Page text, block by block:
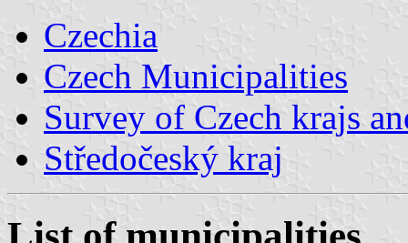
Czechia
Czech Municipalities
Survey of Czech krajs
Středočeský kraj